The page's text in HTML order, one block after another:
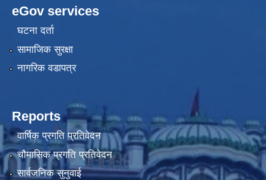
eGov services
घटना दर्ता
सामाजिक सुरक्षा
नागरिक वडापत्र
Reports
वार्षिक प्रगति प्रतिवेदन
चौमासिक प्रगति प्रतिवेदन
सार्वजनिक सुनुवाई